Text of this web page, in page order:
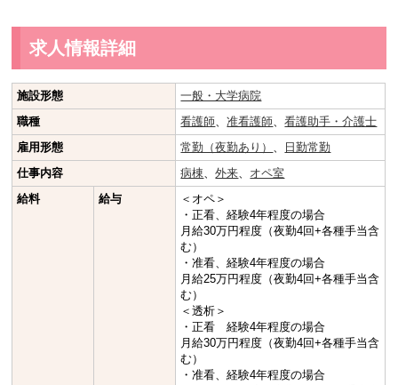
求人情報詳細
施設形態
一般・大学病院
職種
看護師 、准看護師 、看護助手・介護士
雇用形態
常勤（夜勤あり）
日勤常勤
仕事内容
病棟 、外来
オペ室
給料
給与
＜オペ＞
・正看、経験4年程度の場合
月給30万円程度（夜勤4回+各種手当含
む）
・准看、経験4年程度の場合
月給25万円程度（夜勤4回+各種手当含
む）
＜透析＞
・正看 経験4年程度の場合
月給30万円程度（夜勤4回+各種手当含
む）
・准看、経験4年程度の場合